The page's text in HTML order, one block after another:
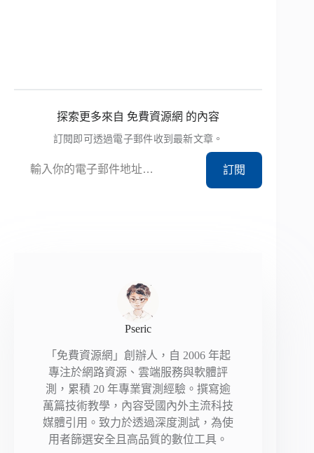
探索更多來自 免費資源網 的內容
訂閱即可透過電子郵件收到最新文章。
訂閱
Pseric
「免費資源網」創辦人，自 2006 年起
專注於網路資源、雲端服務與軟體評
測，累積 20 年專業實測經驗。撰寫逾
萬篇技術教學，內容受國內外主流科技
媒體引用。致力於透過深度測試，為使
用者篩選安全且高品質的數位工具。